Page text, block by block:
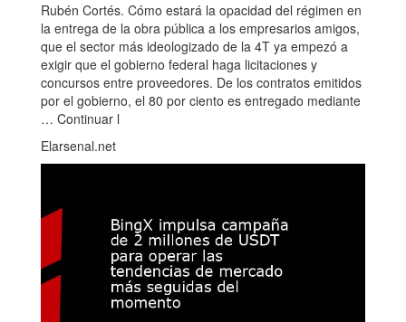
Rubén Cortés. Cómo estará la opacidad del régimen en
la entrega de la obra pública a los empresarios amigos,
que el sector más ideologizado de la 4T ya empezó a
exigir que el gobierno federal haga licitaciones y
concursos entre proveedores. De los contratos emitidos
por el gobierno, el 80 por ciento es entregado mediante
… Continuar l
Elarsenal.net